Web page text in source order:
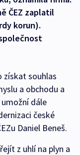
ČEZ zaplatil
korun).
získat souhlas
a obchodu a
dále
české
Daniel Beneš.
z uhlí na plyn a